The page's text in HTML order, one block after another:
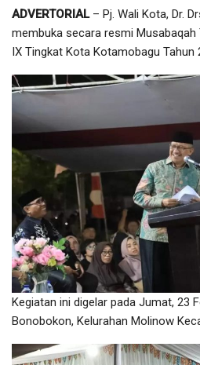
ADVERTORIAL– Pj. Wali Kota, Dr.
membuka secara resmi Musabaqah
IX Tingkat Kota Kotamobagu Tahun
Kegiatan ini digelar pada Jumat, 23
Bonobokon, Kelurahan Molinow